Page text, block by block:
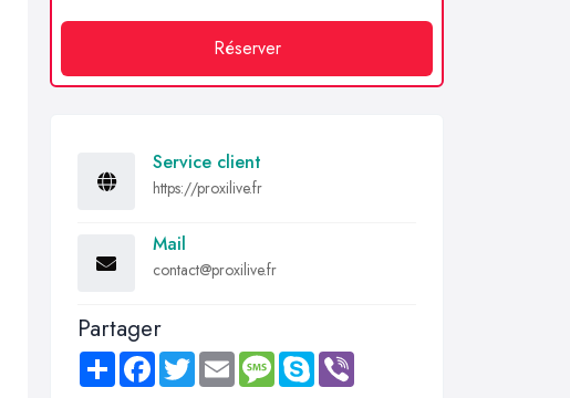
Réserver
Service client
https://proxilive.fr
Mail
contact@proxilive.fr
Partager
Share FacebookTwitter Email MessageSkype